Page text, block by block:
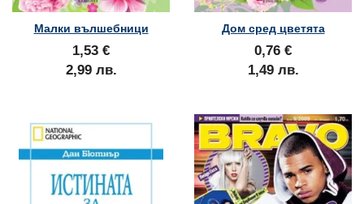
Малки вълшебници
1,53 €
2,99 лв.
Дом сред цветята
0,76 €
1,49 лв.